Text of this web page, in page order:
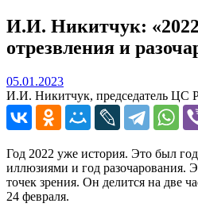
И.И. Никитчук: «2022
отрезвления и
05.01.202305.01.2023
И.И. Никитчук, председатель ЦС
Год 2022 уже история. Это был
иллюзиями и год разочарования.
точек зрения. Он делится на две
24 февраля.